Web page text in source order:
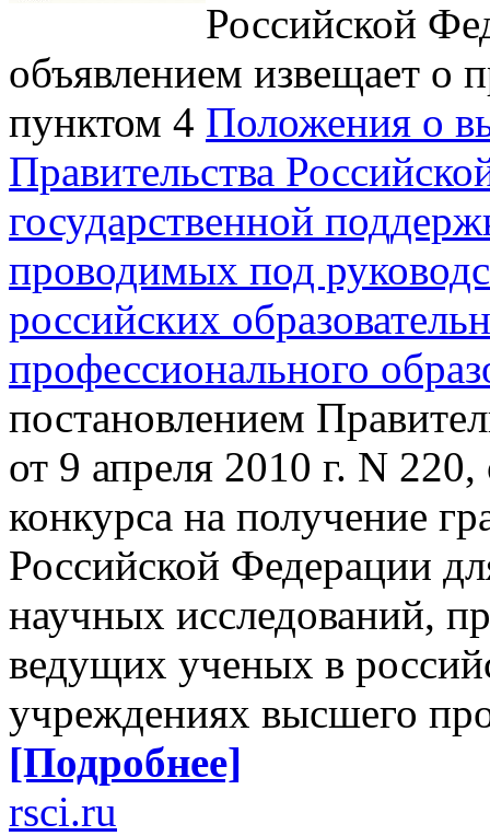
Российской
объявлением извещает о
пунктом 4 Положения о
Правительства
государственной
проводимых под
российских
профессионального
постановлением
от 9 апреля 2010 г. N
конкурса на получение
Российской Федерации
научных исследований,
ведущих ученых в
учреждениях высшего
[Подробнее]
rsci.ru